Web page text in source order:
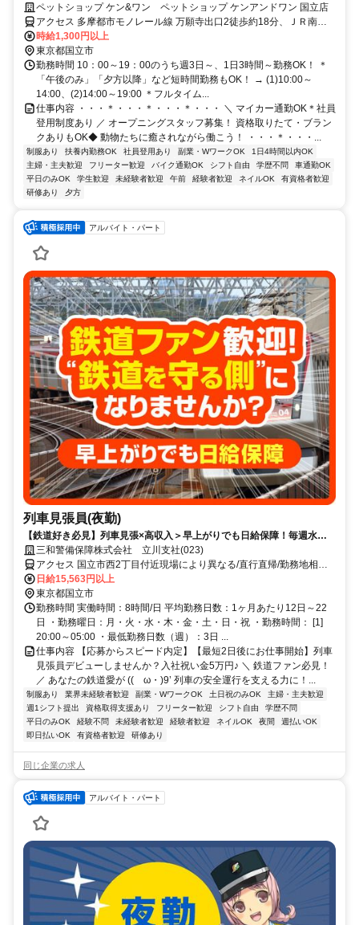
割など充実の福利厚生！
ペットショップ ケン&ワン ペットショップ ケンアンドワン 国立店
アクセス 多摩都市モノレール線 万願寺出口2徒歩約18分、ＪＲ南武
線 矢川南口徒歩約19分、ＪＲ南武線 西国立徒歩約28分 JR南武線
「矢川駅」、多摩モノレール「万願寺駅」各駅より徒歩約15分。
時給1,300円以上
東京都国立市
勤務時間 10：00～19：00のうち週3日～、1日3時間～勤務OK！ ＊
「午後のみ」「夕方以降」など短時間勤務もOK！ → (1)10:00～
14:00、(2)14:00～19:00 ＊フルタイム...
仕事内容 ・・・＊・・・＊・・・＊・・・ ＼ マイカー通勤OK＊社員
登用制度あり ／ オープニングスタッフ募集！ 資格取りたて・ブラン
クありもOK◆ 動物たちに癒されながら働こう！ ・・・＊・・・...
制服あり 扶養内勤務OK 社員登用あり 副業・WワークOK
1日4時間以内OK
主婦・主夫歓迎
フリーター歓迎 バイク通勤OK シフト自由 学歴不問
車通勤OK
平日のみOK
学生歓迎 未経験者歓迎 午前 経験者歓迎 ネイルOK
有資格者歓迎
研修あり
夕方
アルバイト・パート
列車見張員(夜勤)
【鉄道好き必見】列車見張×高収入＞早上がりでも日給保障！毎週水曜
が給料日！日払いもOK！
三和警備保障株式会社 立川支社(023)
アクセス 国立市西2丁目付近現場により異なる/直行直帰/勤務地相談
可■電話面接■来社不要
日給15,563円以上
東京都国立市
勤務時間 実働時間：8時間/日 平均勤務日数：1ヶ月あたり12日～22
日 ・勤務曜日：月・火・水・木・金・土・日・祝 ・勤務時間： [1]
20:00～05:00 ・最低勤務日数（週）：3日 ...
仕事内容 【応募からスピード内定】【最短2日後にお仕事開始】列車
見張員デビューしませんか？入社祝い金5万円♪ ＼ 鉄道ファン必見！
／ あなたの鉄道愛が ((ゝω・)9’ 列車の安全運行を支える力に！...
制服あり 業界未経験者歓迎 副業・WワークOK 土日祝のみOK
主婦・主夫歓迎
週1シフト提出
資格取得支援あり フリーター歓迎 シフト自由
学歴不問
平日のみOK
経験不問 未経験者歓迎 経験者歓迎 ネイルOK 夜間
週払いOK
即日払いOK
有資格者歓迎 研修あり
同じ企業の求人
アルバイト・パート